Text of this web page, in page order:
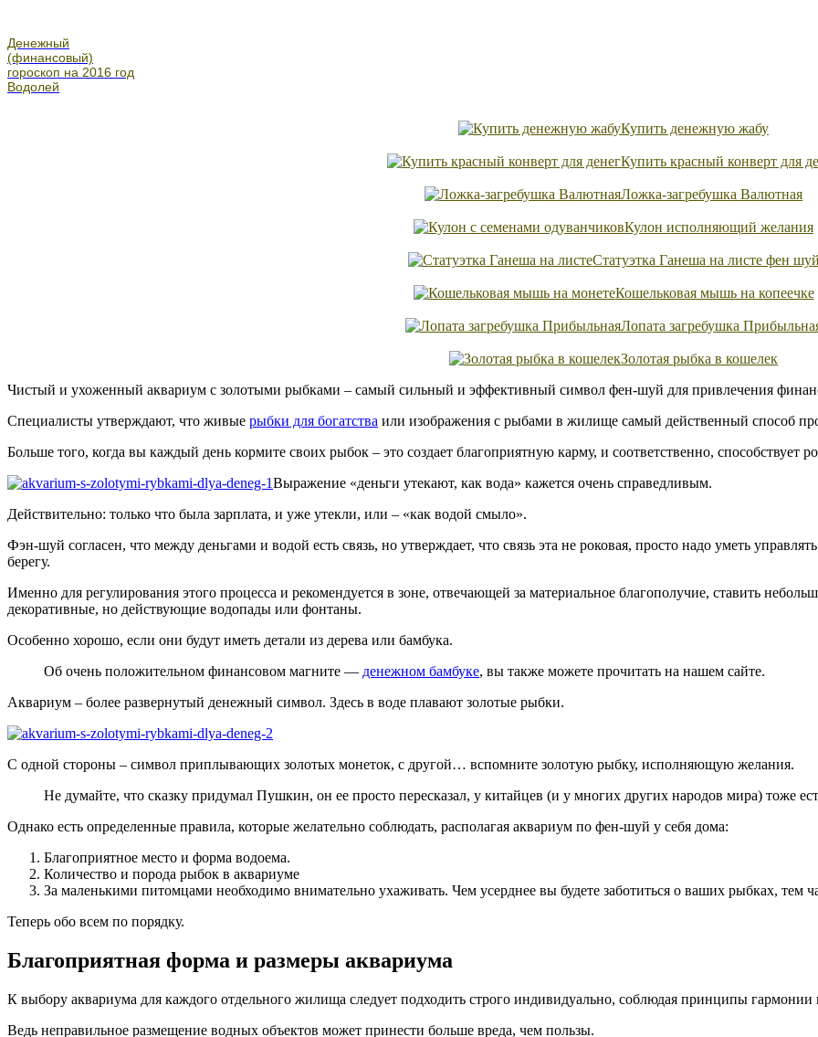
Денежный
(финансовый)
гороскоп на 2016 год
Водолей
Купить денежную жабу
Купить красный конверт для
Ложка-загребушка Валютная
Кулон исполняющий желания
Статуэтка Ганеша на листе фен
Кошельковая мышь на копеечке
Лопата загребушка
Золотая рыбка в кошелек
Чистый и ухоженный аквариум с золотыми рыбками – самый сильный и эффективный символ фен-шуй для привлечения
Специалисты утверждают, что живые рыбки для богатства или изображения с рыбами в жилище самый действенный способ
Больше того, когда вы каждый день кормите своих рыбок – это создает благоприятную карму, и соответственно, способствует
Выражение «деньги утекают, как вода» кажется очень справедливым.
Действительно: только что была зарплата, и уже утекли, или – «как водой смыло».
Фэн-шуй согласен, что между деньгами и водой есть связь, но утверждает, что связь эта не роковая, просто надо уметь
берегу.
Именно для регулирования этого процесса и рекомендуется в зоне, отвечающей за материальное благополучие, ставить
декоративные, но действующие водопады или фонтаны.
Особенно хорошо, если они будут иметь детали из дерева или бамбука.
Об очень положительном финансовом магните — денежном бамбуке, вы также можете прочитать на нашем сайте.
Аквариум – более развернутый денежный символ. Здесь в воде плавают золотые рыбки.
С одной стороны – символ приплывающих золотых монеток, с другой… вспомните золотую рыбку, исполняющую желания.
Не думайте, что сказку придумал Пушкин, он ее просто пересказал, у китайцев (и у многих других народов мира) тоже
Однако есть определенные правила, которые желательно соблюдать, располагая аквариум по фен-шуй у себя дома:
Благоприятное место и форма водоема.
Количество и порода рыбок в аквариуме
За маленькими питомцами необходимо внимательно ухаживать. Чем усерднее вы будете заботиться о ваших рыбках, тем
Теперь обо всем по порядку.
Благоприятная форма и размеры аквариума
К выбору аквариума для каждого отдельного жилища следует подходить строго индивидуально, соблюдая принципы
Ведь неправильное размещение водных объектов может принести больше вреда, чем пользы.